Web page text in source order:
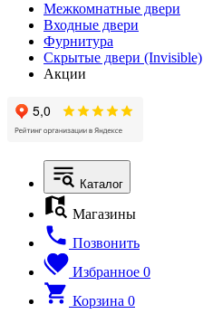
Межкомнатные двери
Входные двери
Фурнитура
Скрытые двери (Invisible)
Акции
Каталог
Магазины
Позвонить
Избранное 0
Корзина 0